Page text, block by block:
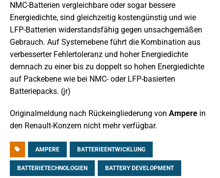
NMC-Batterien vergleichbare oder sogar bessere
Energiedichte, sind gleichzeitig kostengünstig und wie
LFP-Batterien widerstandsfähig gegen unsachgemäßen
Gebrauch. Auf Systemebene führt die Kombination aus
verbesserter Fehlertoleranz und hoher Energiedichte
demnach zu einer bis zu doppelt so hohen Energiedichte
auf Packebene wie bei NMC- oder LFP-basierten
Batteriepacks. (jr)
Originalmeldung nach Rückeingliederung von Ampere in
den Renault-Konzern nicht mehr verfügbar.
AMPERE BATTERIEENTWICKLUNG
BATTERIETECHNOLOGIEN BATTERY DEVELOPMENT